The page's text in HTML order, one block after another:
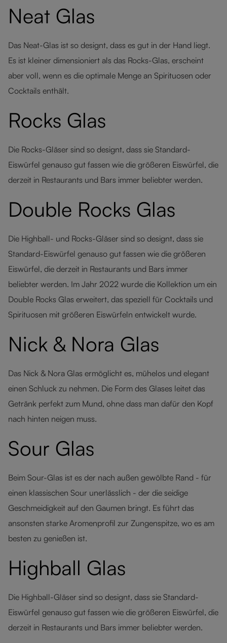
Neat Glas
Das Neat-Glas ist so designt, dass es gut in der Hand liegt.
Es ist kleiner dimensioniert als das Rocks-Glas, erscheint
aber voll, wenn es die optimale Menge an Spirituosen oder
Cocktails enthält.
Rocks Glas
Die Rocks-Gläser sind so designt, dass sie Standard-
Eiswürfel genauso gut fassen wie die größeren Eiswürfel, die
derzeit in Restaurants und Bars immer beliebter werden.
Double Rocks Glas
Die Highball- und Rocks-Gläser sind so designt, dass sie
Standard-Eiswürfel genauso gut fassen wie die größeren
Eiswürfel, die derzeit in Restaurants und Bars immer
beliebter werden. Im Jahr 2022 wurde die Kollektion um ein
Double Rocks Glas erweitert, das speziell für Cocktails und
Spirituosen mit größeren Eiswürfeln entwickelt wurde.
Nick & Nora Glas
Das Nick & Nora Glas ermöglicht es, mühelos und elegant
einen Schluck zu nehmen. Die Form des Glases leitet das
Getränk perfekt zum Mund, ohne dass man dafür den Kopf
nach hinten neigen muss.
Sour Glas
Beim Sour-Glas ist es der nach außen gewölbte Rand - für
einen klassischen Sour unerlässlich - der die seidige
Geschmeidigkeit auf den Gaumen bringt. Es führt das
ansonsten starke Aromenprofil zur Zungenspitze, wo es am
besten zu genießen ist.
Highball Glas
Die Highball-Gläser sind so designt, dass sie Standard-
Eiswürfel genauso gut fassen wie die größeren Eiswürfel, die
derzeit in Restaurants und Bars immer beliebter werden.